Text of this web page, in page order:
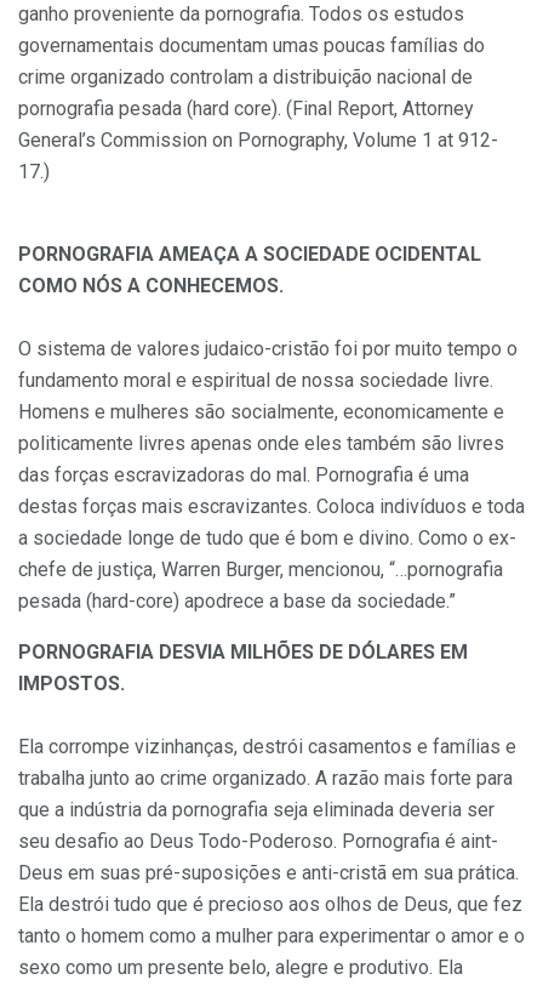
ganho proveniente da pornografia. Todos os estudos
governamentais documentam umas poucas famílias do
crime organizado controlam a distribuição nacional de
pornografia pesada (hard core). (Final Report, Attorney
General’s Commission on Pornography, Volume 1 at 912-
17.)
PORNOGRAFIA AMEAÇA A SOCIEDADE OCIDENTAL
COMO NÓS A CONHECEMOS.
O sistema de valores judaico-cristão foi por muito tempo o
fundamento moral e espiritual de nossa sociedade livre.
Homens e mulheres são socialmente, economicamente e
politicamente livres apenas onde eles também são livres
das forças escravizadoras do mal. Pornografia é uma
destas forças mais escravizantes. Coloca indivíduos e toda
a sociedade longe de tudo que é bom e divino. Como o ex-
chefe de justiça, Warren Burger, mencionou, “…pornografia
pesada (hard-core) apodrece a base da sociedade.”
PORNOGRAFIA DESVIA MILHÕES DE DÓLARES EM
IMPOSTOS.
Ela corrompe vizinhanças, destrói casamentos e famílias e
trabalha junto ao crime organizado. A razão mais forte para
que a indústria da pornografia seja eliminada deveria ser
seu desafio ao Deus Todo-Poderoso. Pornografia é aint-
Deus em suas pré-suposições e anti-cristã em sua prática.
Ela destrói tudo que é precioso aos olhos de Deus, que fez
tanto o homem como a mulher para experimentar o amor e o
sexo como um presente belo, alegre e produtivo. Ela